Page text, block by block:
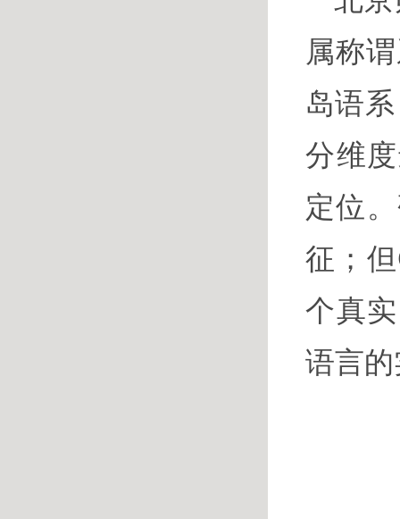
属称
岛语
分维
定位
征；
个真
语言